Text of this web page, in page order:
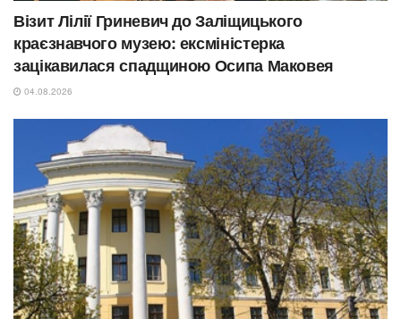
Візит Лілії Гриневич до Заліщицького
краєзнавчого музею: ексміністерка
зацікавилася спадщиною Осипа Маковея
04.08.2026